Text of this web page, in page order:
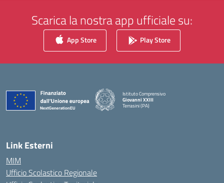
Scarica la nostra app ufficiale su:
App Store Play Store
Istituto Comprensivo
Giovanni XXIII
Terrasini (PA)
Link Esterni
MIM
Ufficio Scolastico Regionale